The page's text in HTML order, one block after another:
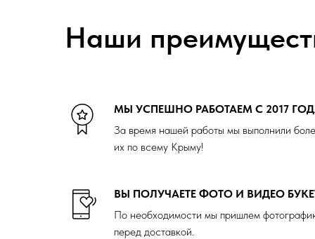
Наши
МЫ УСПЕШНО РАБОТАЕМ С 2017
За время нашей работы мы выполнили
их по всему Крыму!
ВЫ ПОЛУЧАЕТЕ ФОТО И ВИДЕО
По необходимости мы пришлем
перед доставкой.